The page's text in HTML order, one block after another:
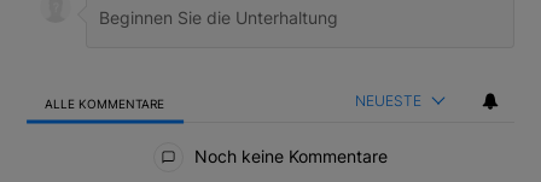
ALLE KOMMENTARE NEUESTE
Noch keine Kommentare